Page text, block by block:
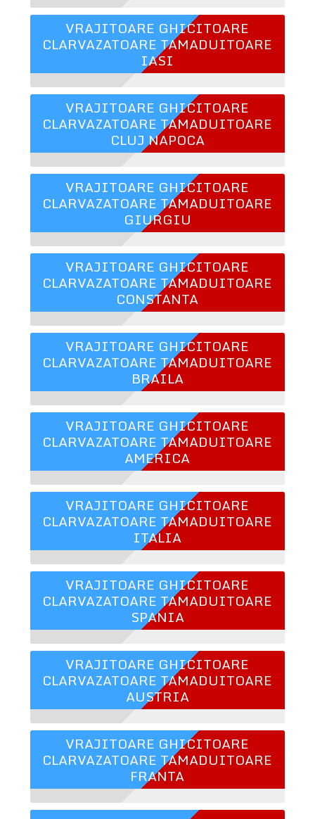
VRAJITOARE GHICITOARE
CLARVAZATOARE TAMADUITOARE
IASI
VRAJITOARE GHICITOARE
CLARVAZATOARE TAMADUITOARE
CLUJ NAPOCA
VRAJITOARE GHICITOARE
CLARVAZATOARE TAMADUITOARE
GIURGIU
VRAJITOARE GHICITOARE
CLARVAZATOARE TAMADUITOARE
CONSTANTA
VRAJITOARE GHICITOARE
CLARVAZATOARE TAMADUITOARE
BRAILA
VRAJITOARE GHICITOARE
CLARVAZATOARE TAMADUITOARE
AMERICA
VRAJITOARE GHICITOARE
CLARVAZATOARE TAMADUITOARE
ITALIA
VRAJITOARE GHICITOARE
CLARVAZATOARE TAMADUITOARE
SPANIA
VRAJITOARE GHICITOARE
CLARVAZATOARE TAMADUITOARE
AUSTRIA
VRAJITOARE GHICITOARE
CLARVAZATOARE TAMADUITOARE
FRANTA